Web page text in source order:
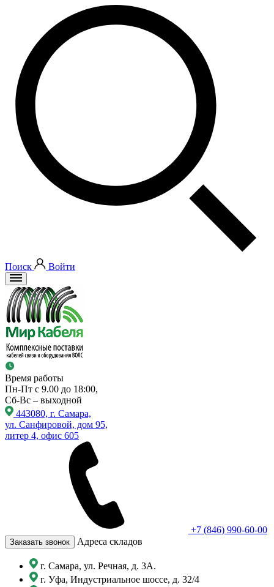
Поиск Войти
Время работы
Пн-Пт с 9.00 до 18:00,
Сб-Вс – выходной
443080, г. Самара,
ул. Санфировой, дом 95,
литер 4, офис 605
+7 (846) 990-60-00
Заказать звонок Адреса складов
г. Самара, ул. Речная, д. 3А.
г. Уфа, Индустриальное шоссе, д. 32/4